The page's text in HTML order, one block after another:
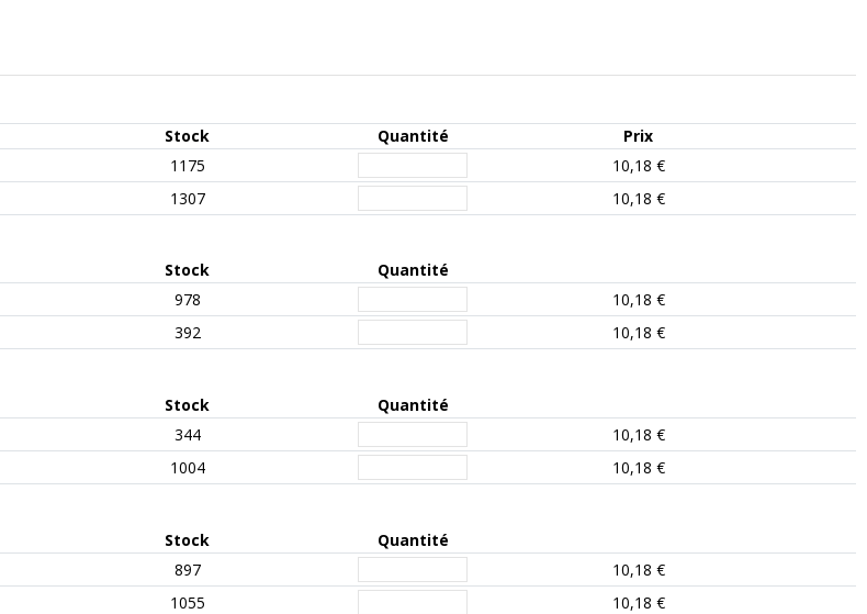
Stock Quantité Prix
1175 10,18 €
1307 10,18 €
Stock Quantité
978 10,18 €
392 10,18 €
Stock Quantité
344 10,18 €
1004 10,18 €
Stock Quantité
897 10,18 €
1055 10,18 €